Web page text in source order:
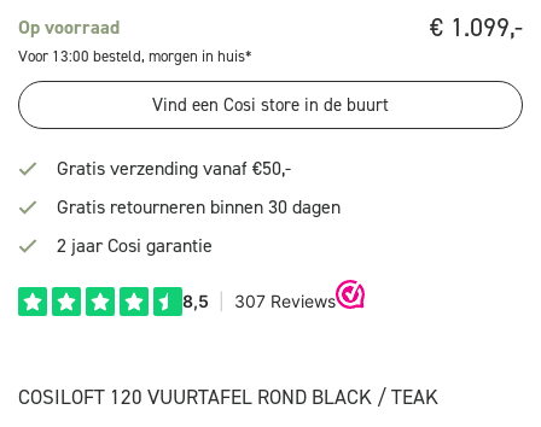
€ 1.099,-
Op voorraad
Voor 13:00 besteld, morgen in huis*
Vind een Cosi store in de buurt
Gratis verzending vanaf €50,-
Gratis retourneren binnen 30 dagen
2 jaar Cosi garantie
COSILOFT 120 VUURTAFEL ROND BLACK / TEAK